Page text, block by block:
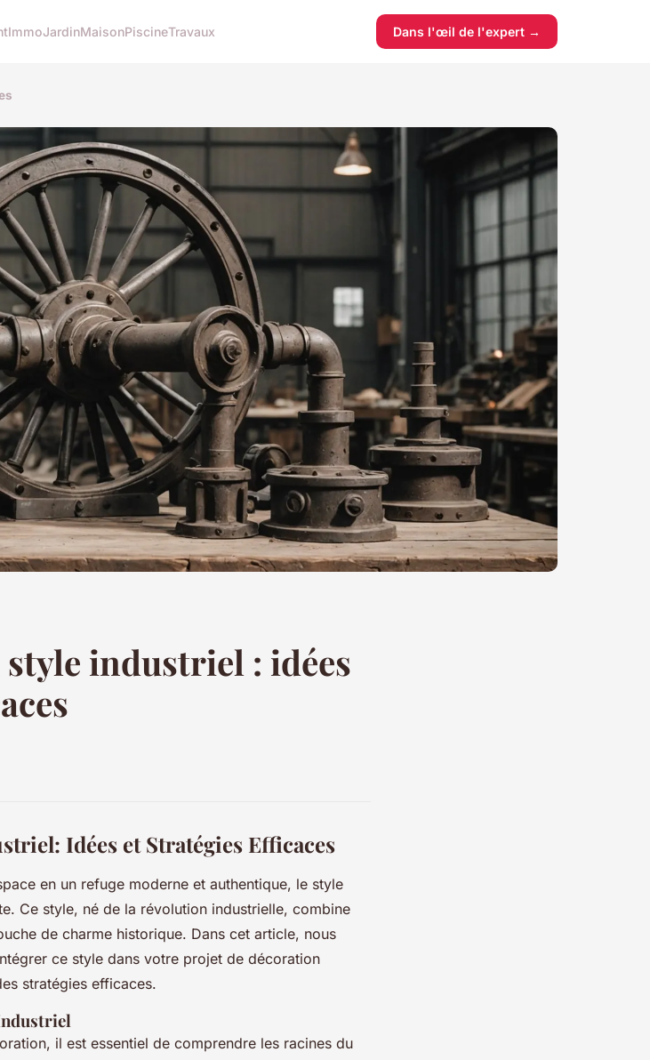
ImmoJardinMaisonPiscineTravaux Dans l'œil de l'expert →
industriel : idées
Idées et Stratégies Efficaces
en un refuge moderne et authentique, le style
Ce style, né de la révolution industrielle, combine
de charme historique. Dans cet article, nous
ce style dans votre projet de décoration
stratégies efficaces.
il est essentiel de comprendre les racines du